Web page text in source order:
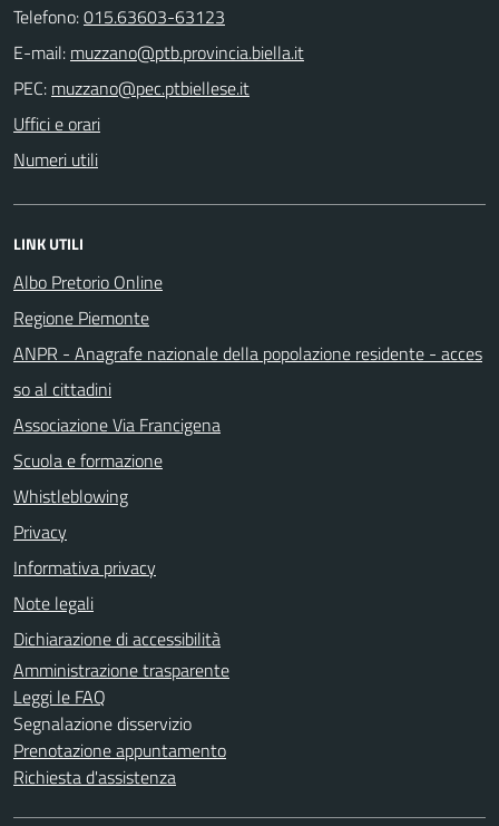
Telefono:015.63603-63123
E-mail:
PEC:
Uffici e orari
Numeri utili
LINK UTILI
Albo Pretorio Online
Regione Piemonte
ANPR - Anagrafe nazionale della popolazione residente - acces
so al cittadini
Associazione Via Francigena
Scuola e formazione
Whistleblowing
Privacy
Informativa privacy
Note legali
Dichiarazione di accessibilità
Amministrazione trasparente
Leggi le FAQ
Segnalazione disservizio
Prenotazione appuntamento
Richiesta d'assistenza